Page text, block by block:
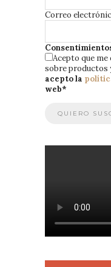
Correo
Acepto que
sobre productos
acepto la
web*